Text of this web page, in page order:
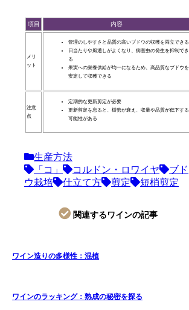
項目 内容
メリ
ット
管理のしやすさと品質の高いブドウの収穫を両立できる
日当たりや風通しがよくなり、病害虫の発生を抑制でき
る
果実への栄養供給が均一になるため、高品質なブドウを
安定して収穫できる
注意
点
定期的な更新剪定が必要
更新剪定を怠ると、樹勢が衰え、収量や品質が低下する
可能性がある
生産方法
「コ」
コルドン・ロワイヤ
ブド
ウ栽培
仕立て方 剪定 短梢剪定
関連するワインの記事
ワイン造りの多様性：混植
ワインのラッキング：熟成の秘密を探る